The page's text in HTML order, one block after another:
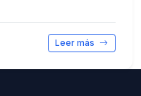
Leer más